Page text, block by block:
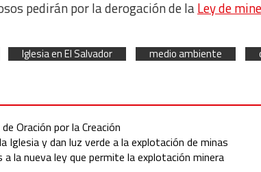
pedirán por la derogación de laLey de
Iglesia en El Salvador medio ambiente
Oración por la Creación
Iglesia y dan luz verde a la explotación de minas
la nueva ley que permite la explotación minera